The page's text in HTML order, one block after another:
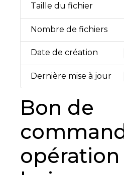
Taille du fichier
Nombre de fichiers
Date de création
Dernière mise à jour
Bon de
opération